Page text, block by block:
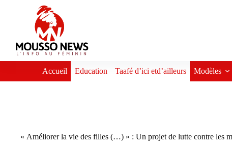
Accueil Education Taafé d’ici etd’ailleurs Modèles
« Améliorer la vie des filles (…) » : Un projet de lutte contre les